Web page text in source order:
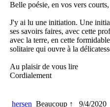
Belle poésie, en vos vers
J'y ai lu une initiation. Une
ses savoirs faires, avec cette
avec la terre, en cette
solitaire qui ouvre à la
Au plaisir de vous lire
Cordialement
hersen Beaucoup ↑
9/4/2020